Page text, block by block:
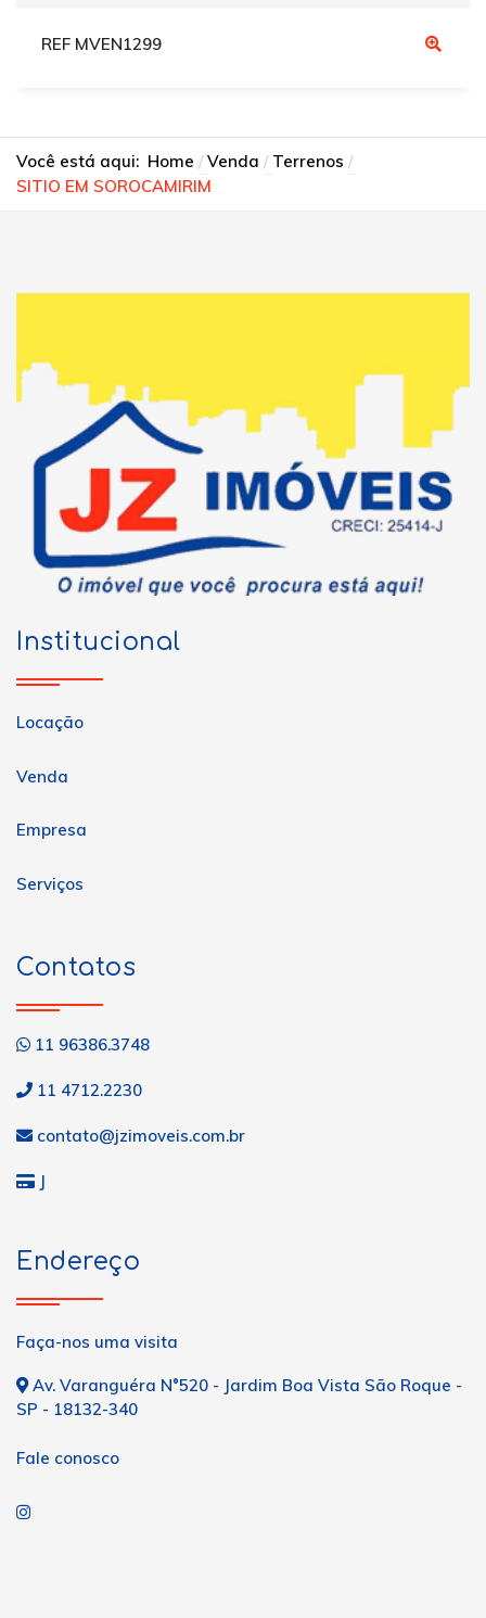
REF MVEN1299
Você está aqui: Home Venda
Terrenos
SITIO EM SOROCAMIRIM
Institucional
Locação
Venda
Empresa
Serviços
Contatos
11 96386.3748
11 4712.2230
contato@jzimoveis.com.br
J
Endereço
Faça-nos uma visita
Av. Varanguéra N°520 - Jardim Boa Vista São Roque -
SP - 18132-340
Fale conosco